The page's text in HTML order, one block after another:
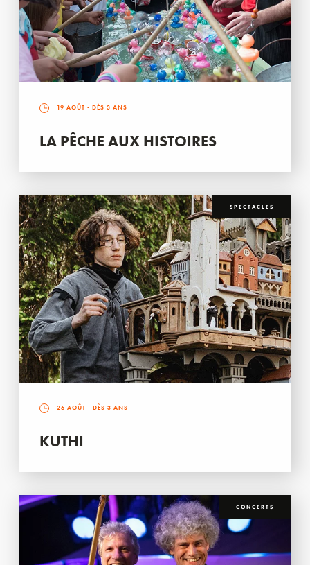
19 AOÛT - DÈS 3 ANS
LA PÊCHE AUX HISTOIRES
SPECTACLES
26 AOÛT - DÈS 3 ANS
KUTHI
CONCERTS